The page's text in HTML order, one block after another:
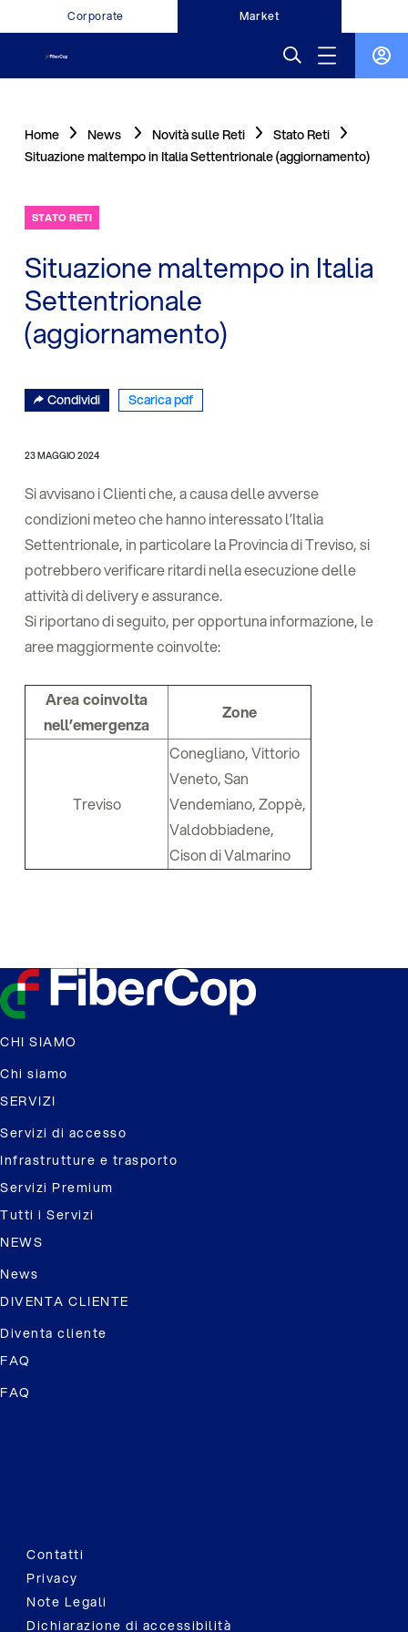
Corporate Market
Home News Novità sulle Reti
Stato Reti
Situazione maltempo in Italia Settentrionale (aggiornamento)
STATO RETI
Situazione maltempo in Italia
Settentrionale
(aggiornamento)
Condividi Scarica pdf
23 MAGGIO 2024
Si avvisano i Clienti che, a causa delle avverse
condizioni meteo che hanno interessato l’Italia
Settentrionale, in particolare la Provincia di Treviso, si
potrebbero verificare ritardi nella esecuzione delle
attività di delivery e assurance.
Si riportano di seguito, per opportuna informazione, le
aree maggiormente coinvolte:
Area coinvolta
nell’emergenza
Zone
Treviso
Conegliano, Vittorio
Veneto, San
Vendemiano, Zoppè,
Valdobbiadene,
Cison di Valmarino
CHI SIAMO
Chi siamo
SERVIZI
Servizi di accesso
Infrastrutture e trasporto
Servizi Premium
Tutti i Servizi
NEWS
News
DIVENTA CLIENTE
Diventa cliente
FAQ
FAQ
Contatti
Privacy
Note Legali
Dichiarazione di accessibilità